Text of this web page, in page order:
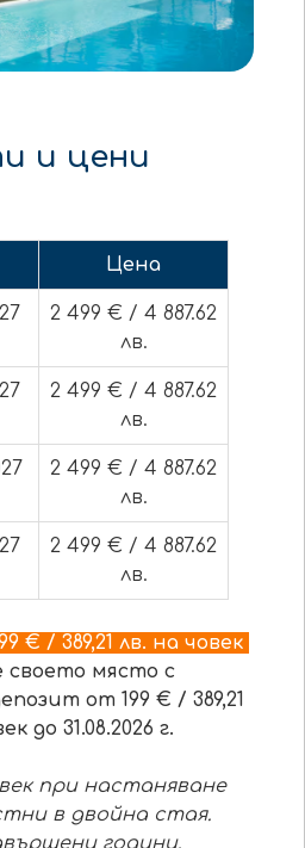
и цени
Цена
2 499 € / 4 887.62
лв.
2 499 € / 4 887.62
лв.
2 499 € / 4 887.62
лв.
2 499 € / 4 887.62
лв.
€ / 389,21 лв. на човек
своето място с
от 199 € / 389,21
до 31.08.2026 г.
при настаняване
в двойна стая.
години,